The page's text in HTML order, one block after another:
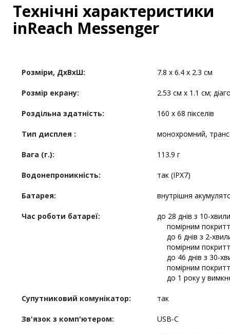
Технічні характеристики
inReach Messenger
Розміри, ДxВxШ: 7.8 x 6.4 x 2.3 см
Розмір екрану: 2.53 см x 1.1 см;
Роздільна здатність: 160 x 68 пікселів
Тип дисплея : монохромний,
Вага (г.): 113.9 г
Водонепроникність: так (IPX7)
Батарея: внутрішня
Час роботи батареї:
до 28 днів з 10-
помірним
до 6 днів з 2-
помірним
до 46 днів з 30-
помірним
до 1 року у
Супутниковий комунікатор: так
Зв'язок з комп'ютером: USB-C